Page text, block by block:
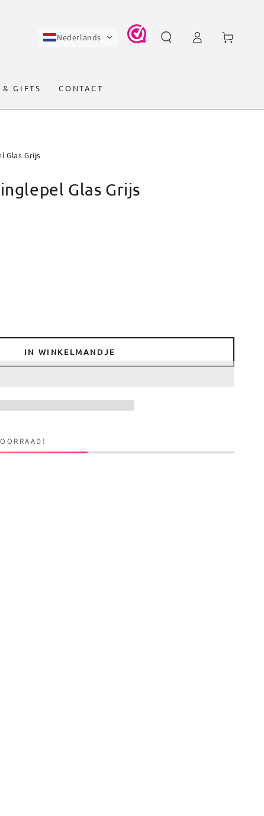
& GIFTS CONTACT
Nederlands
in
Winkelwagen
Glas Grijs
Glas Grijs
IN WINKELMANDJE